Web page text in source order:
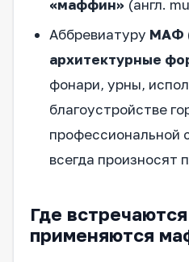
«маффин» (англ.
Аббревиатуру МАФ
архитектурные
фонари, урны,
благоустройстве
профессиональной
всегда произносят
Где
применяются